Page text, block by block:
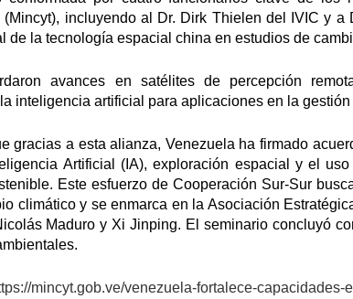
incluyendo al Dr. Dirk Thielen del IVIC y a
de la tecnología espacial china en estudios de
avances en satélites de percepción
inteligencia artificial para aplicaciones en la
gracias a esta alianza, Venezuela ha firmado
Artificial (IA), exploración espacial y el
Este esfuerzo de Cooperación Sur-Sur
climático y se enmarca en la Asociación
Maduro y Xi Jinping. El seminario concluyó
mincyt.gob.ve/venezuela-fortalece-